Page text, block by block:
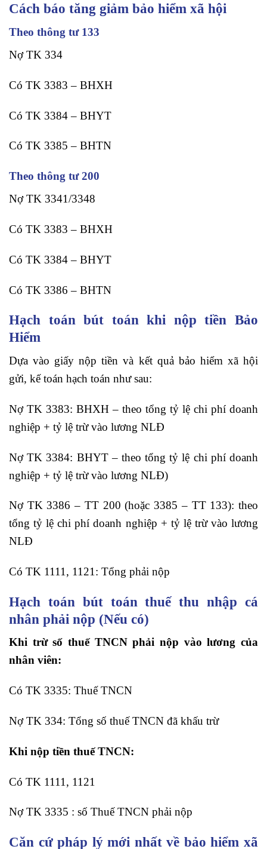
Cách báo tăng giảm bảo hiểm xã hội
Theo thông tư 133
Nợ TK 334
Có TK 3383 – BHXH
Có TK 3384 – BHYT
Có TK 3385 – BHTN
Theo thông tư 200
Nợ TK 3341/3348
Có TK 3383 – BHXH
Có TK 3384 – BHYT
Có TK 3386 – BHTN
Hạch toán bút toán khi nộp tiền Bảo
Hiểm
Dựa vào giấy nộp tiền và kết quả bảo hiểm xã hội
gửi, kế toán hạch toán như sau:
Nợ TK 3383: BHXH – theo tổng tỷ lệ chi phí doanh
nghiệp + tỷ lệ trừ vào lương NLĐ
Nợ TK 3384: BHYT – theo tổng tỷ lệ chi phí doanh
nghiệp + tỷ lệ trừ vào lương NLĐ)
Nợ TK 3386 – TT 200 (hoặc 3385 – TT 133): theo
tổng tỷ lệ chi phí doanh nghiệp + tỷ lệ trừ vào lương
NLĐ
Có TK 1111, 1121: Tổng phải nộp
Hạch toán bút toán thuế thu nhập cá
nhân phải nộp (Nếu có)
Khi trừ số thuế TNCN phải nộp vào lương của
nhân viên:
Có TK 3335: Thuế TNCN
Nợ TK 334: Tổng số thuế TNCN đã khấu trừ
Khi nộp tiền thuế TNCN:
Có TK 1111, 1121
Nợ TK 3335 : số Thuế TNCN phải nộp
Căn cứ pháp lý mới nhất về bảo hiểm xã